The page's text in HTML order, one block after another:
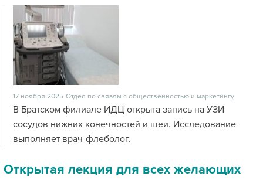
17 ноября 2025 Отдел по связям с общественностью и маркетингу
В Братском филиале ИДЦ открыта запись на УЗИ
сосудов нижних конечностей и шеи. Исследование
выполняет врач-флеболог.
Открытая лекция для всех желающих